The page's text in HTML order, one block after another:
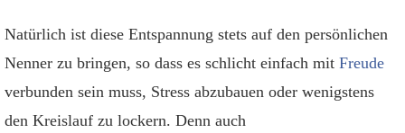
Natürlich ist diese Entspannung stets auf den persönlichen
Nenner zu bringen, so dass es schlicht einfach mit Freude
verbunden sein muss, Stress abzubauen oder wenigstens
den Kreislauf zu lockern. Denn auch